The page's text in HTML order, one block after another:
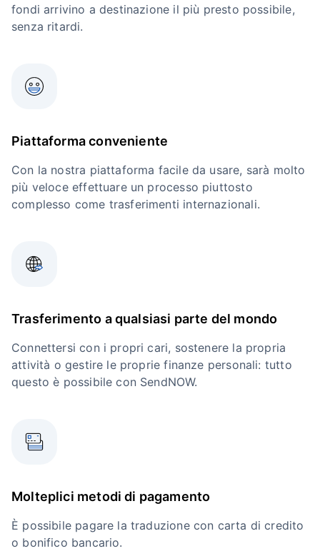
fondi arrivino a destinazione il più presto possibile,
senza ritardi.
Piattaforma conveniente
Con la nostra piattaforma facile da usare, sarà molto
più veloce effettuare un processo piuttosto
complesso come trasferimenti internazionali.
Trasferimento a qualsiasi parte del mondo
Connettersi con i propri cari, sostenere la propria
attività o gestire le proprie finanze personali: tutto
questo è possibile con SendNOW.
Molteplici metodi di pagamento
È possibile pagare la traduzione con carta di credito
o bonifico bancario.